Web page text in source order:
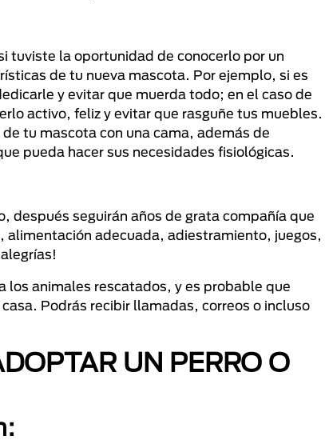
tuviste la oportunidad de conocerlo por un
de tu nueva mascota. Por ejemplo, si es
y evitar que muerda todo; en el caso de
activo, feliz y evitar que rasguñe tus muebles.
tu mascota con una cama, además de
pueda hacer sus necesidades fisiológicas.
después seguirán años de grata compañía que
alimentación adecuada, adiestramiento, juegos,
los animales rescatados, y es probable que
Podrás recibir llamadas, correos o incluso
UN PERRO O